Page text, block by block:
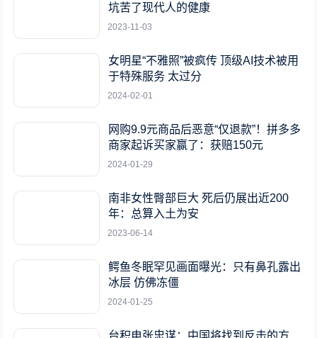
坑苦了现代人的健康
2023-11-03
女明星“不雅照”被疯传 顶级AI技术被用
于特殊服务 太过分
2024-02-01
网购9.9元商品后恶意“仅退款”！拼多多
商家起诉买家赢了：获赔150元
2024-01-29
南非女性臀部巨大 死后仍展出近200
年：总算入土为安
2023-06-14
鳄鱼冬眠罕见画面曝光：只有鼻孔露出
冰层 仿佛冻僵
2024-01-25
台积电张忠谋：中国将找到反击的方